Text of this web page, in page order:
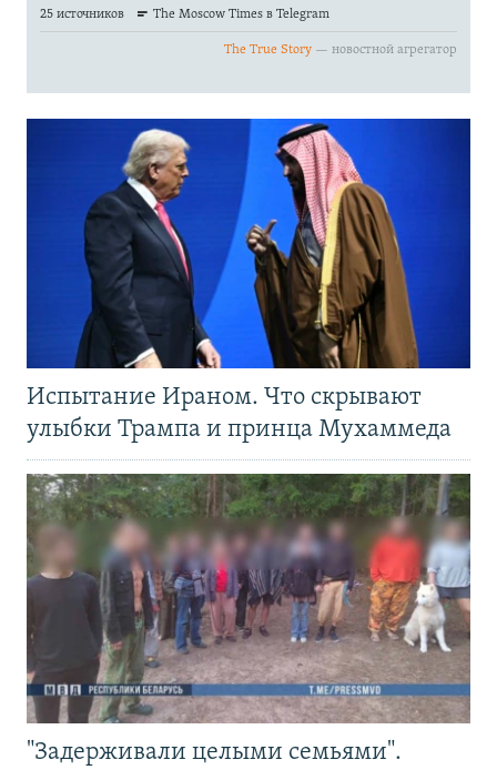
Испытание Ираном. Что скрывают
улыбки Трампа и принца Мухаммеда
"Задерживали целыми семьями".